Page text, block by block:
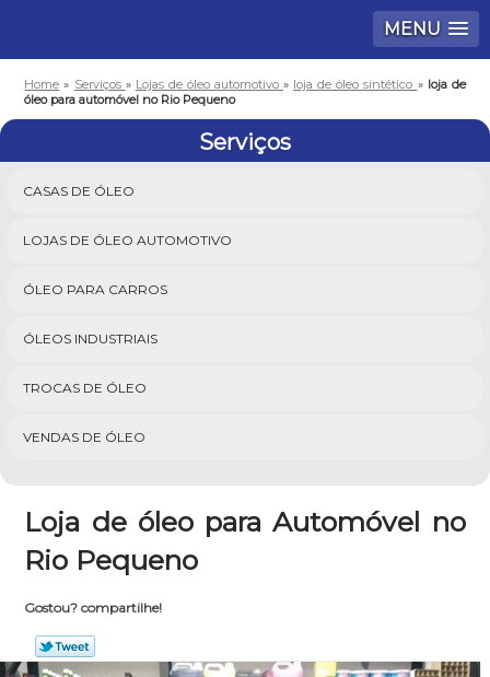
MENU
Home » Serviços » Lojas de óleo automotivo» loja de óleo sintético » loja de
óleo para automóvel no Rio Pequeno
Serviços
CASAS DE ÓLEO
LOJAS DE ÓLEO AUTOMOTIVO
ÓLEO PARA CARROS
ÓLEOS INDUSTRIAIS
TROCAS DE ÓLEO
VENDAS DE ÓLEO
Loja de óleo para Automóvel no
Rio Pequeno
Gostou? compartilhe!